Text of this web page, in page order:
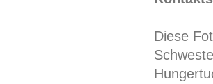
Diese